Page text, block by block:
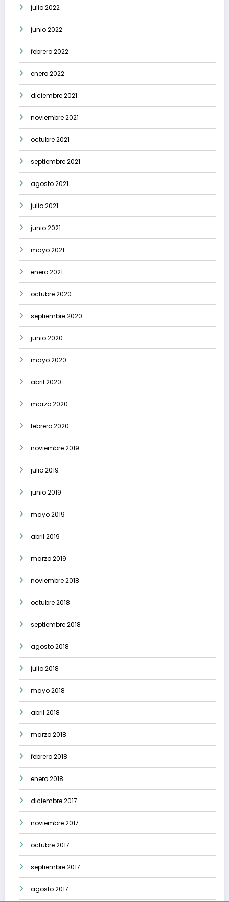
julio 2022
junio 2022
febrero 2022
enero 2022
diciembre 2021
noviembre 2021
octubre 2021
septiembre 2021
agosto 2021
julio 2021
junio 2021
mayo 2021
enero 2021
octubre 2020
septiembre 2020
junio 2020
mayo 2020
abril 2020
marzo 2020
febrero 2020
noviembre 2019
julio 2019
junio 2019
mayo 2019
abril 2019
marzo 2019
noviembre 2018
octubre 2018
septiembre 2018
agosto 2018
julio 2018
mayo 2018
abril 2018
marzo 2018
febrero 2018
enero 2018
diciembre 2017
noviembre 2017
octubre 2017
septiembre 2017
agosto 2017